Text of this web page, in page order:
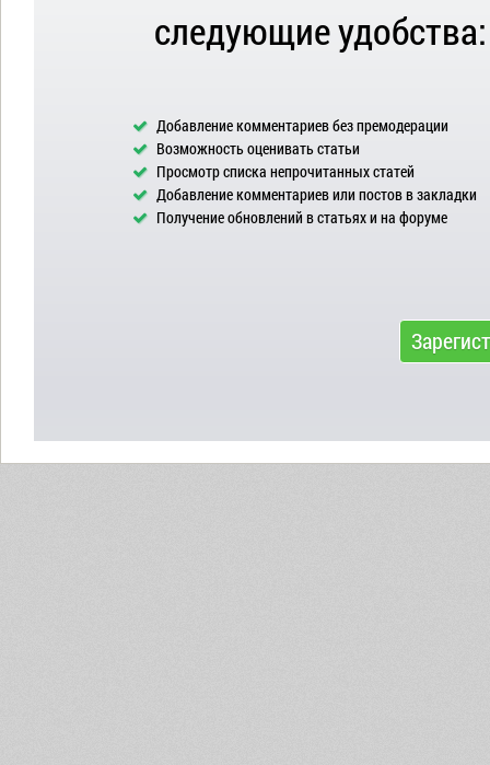
следующие удобства:
Добавление комментариев без премодерации
Возможность оценивать статьи
Просмотр списка непрочитанных статей
Добавление комментариев или постов в закладки
Получение обновлений в статьях и на форуме